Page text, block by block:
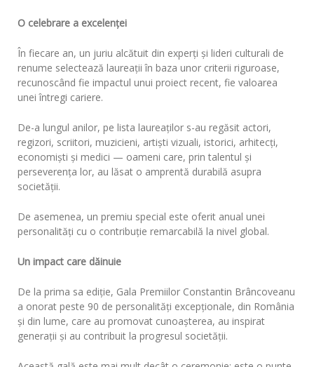
O celebrare a excelenței
În fiecare an, un juriu alcătuit din experți și lideri culturali de
renume selectează laureații în baza unor criterii riguroase,
recunoscând fie impactul unui proiect recent, fie valoarea
unei întregi cariere.
De-a lungul anilor, pe lista laureaților s-au regăsit actori,
regizori, scriitori, muzicieni, artiști vizuali, istorici, arhitecți,
economiști și medici — oameni care, prin talentul și
perseverența lor, au lăsat o amprentă durabilă asupra
societății.
De asemenea, un premiu special este oferit anual unei
personalități cu o contribuție remarcabilă la nivel global.
Un impact care dăinuie
De la prima sa ediție, Gala Premiilor Constantin Brâncoveanu
a onorat peste 90 de personalități excepționale, din România
și din lume, care au promovat cunoașterea, au inspirat
generații și au contribuit la progresul societății.